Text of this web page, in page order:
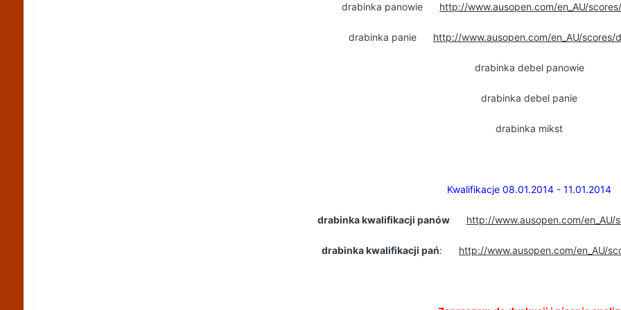
drabinka panowie http://www.ausopen.com/en_AU/
drabinka panie http://www.ausopen.com/en_AU/
drabinka debel panowie
drabinka debel panie
drabinka mikst
Kwalifikacje 08.01.2014 - 11.01.2014
drabinka kwalifikacji panów http://www.ausopen.com/
drabinka kwalifikacji pań: http://www.ausopen.com/en_AU/